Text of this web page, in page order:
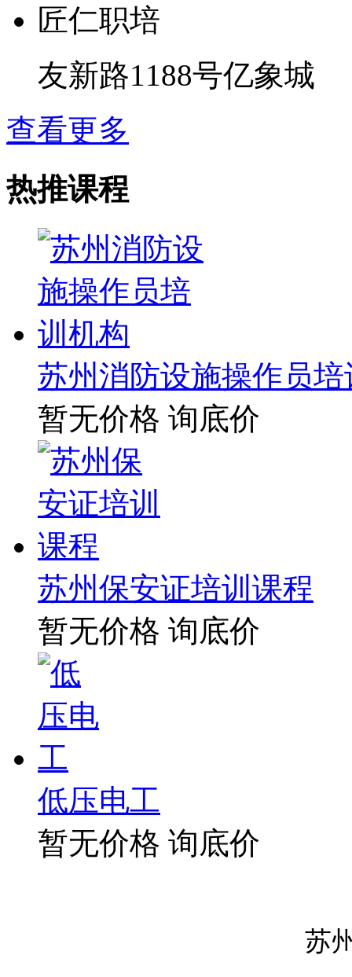
匠仁职培
友新路1188号亿象城
查看更多
热推课程
苏州消防设施操作员
暂无价格 询底价
苏州保安证培训课程
暂无价格 询底价
低压电工
暂无价格 询底价
苏